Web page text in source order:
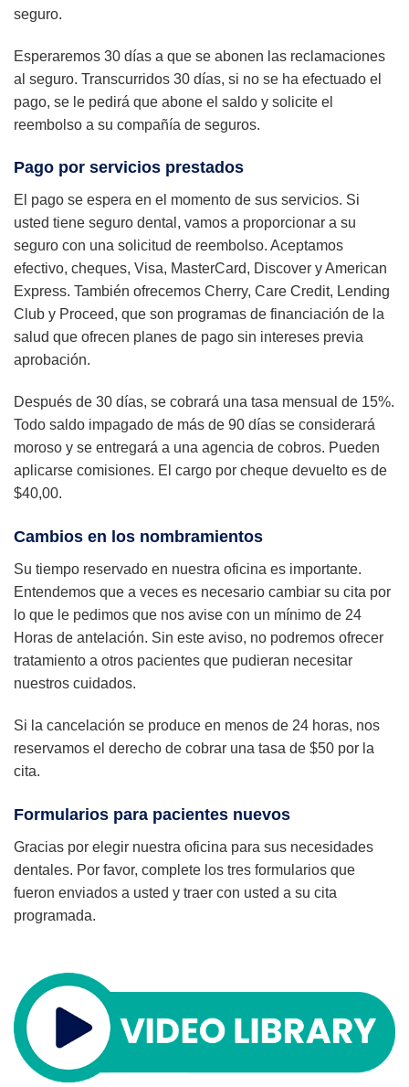
seguro.
Esperaremos 30 días a que se abonen las reclamaciones
al seguro. Transcurridos 30 días, si no se ha efectuado el
pago, se le pedirá que abone el saldo y solicite el
reembolso a su compañía de seguros.
Pago por servicios prestados
El pago se espera en el momento de sus servicios. Si
usted tiene seguro dental, vamos a proporcionar a su
seguro con una solicitud de reembolso. Aceptamos
efectivo, cheques, Visa, MasterCard, Discover y American
Express. También ofrecemos Cherry, Care Credit, Lending
Club y Proceed, que son programas de financiación de la
salud que ofrecen planes de pago sin intereses previa
aprobación.
Después de 30 días, se cobrará una tasa mensual de 15%.
Todo saldo impagado de más de 90 días se considerará
moroso y se entregará a una agencia de cobros. Pueden
aplicarse comisiones. El cargo por cheque devuelto es de
$40,00.
Cambios en los nombramientos
Su tiempo reservado en nuestra oficina es importante.
Entendemos que a veces es necesario cambiar su cita por
lo que le pedimos que nos avise con un mínimo de 24
Horas de antelación. Sin este aviso, no podremos ofrecer
tratamiento a otros pacientes que pudieran necesitar
nuestros cuidados.
Si la cancelación se produce en menos de 24 horas, nos
reservamos el derecho de cobrar una tasa de $50 por la
cita.
Formularios para pacientes nuevos
Gracias por elegir nuestra oficina para sus necesidades
dentales. Por favor, complete los tres formularios que
fueron enviados a usted y traer con usted a su cita
programada.